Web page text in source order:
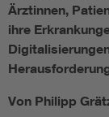
Ärztinnen,
ihre
Von Philipp